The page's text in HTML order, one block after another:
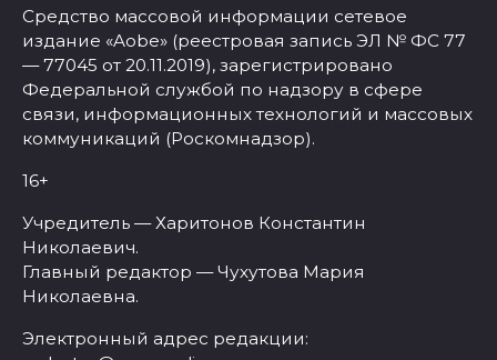
Средство массовой информации сетевое
издание «Aobe» (реестровая запись ЭЛ № ФС 77
— 77045 от 20.11.2019), зарегистрировано
Федеральной службой по надзору в сфере
связи, информационных технологий и массовых
коммуникаций (Роскомнадзор).
16+
Учредитель — Харитонов Константин
Николаевич.
Главный редактор — Чухутова Мария
Николаевна.
Электронный адрес редакции: